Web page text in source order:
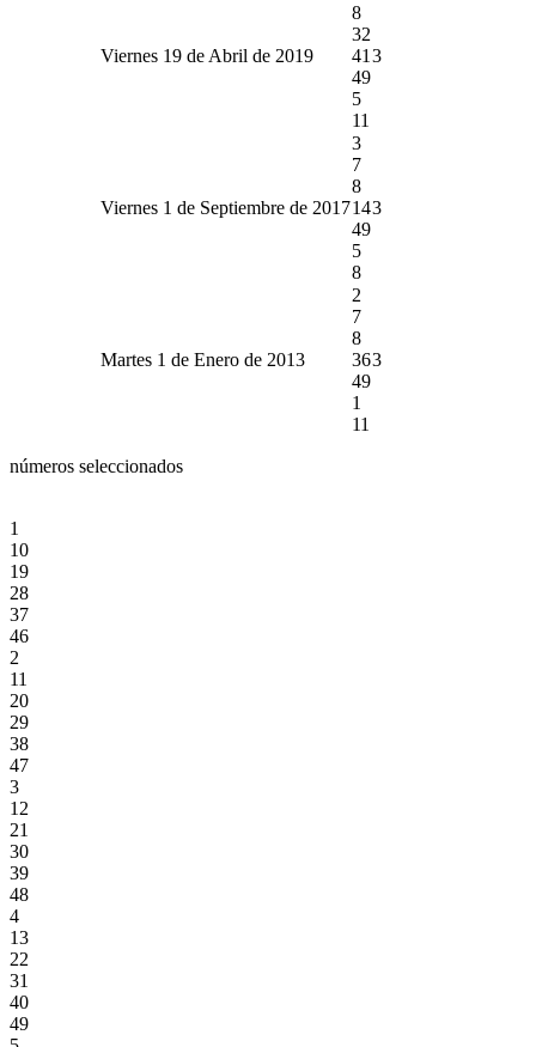
Viernes 19 de Abril de 2019
8
32
41
49
5
11
3
Viernes 1 de Septiembre de 2017
3
7
8
14
49
5
8
3
Martes 1 de Enero de 2013
2
7
8
36
49
1
11
3
números seleccionados
1
10
19
28
37
46
2
11
20
29
38
47
3
12
21
30
39
48
4
13
22
31
40
49